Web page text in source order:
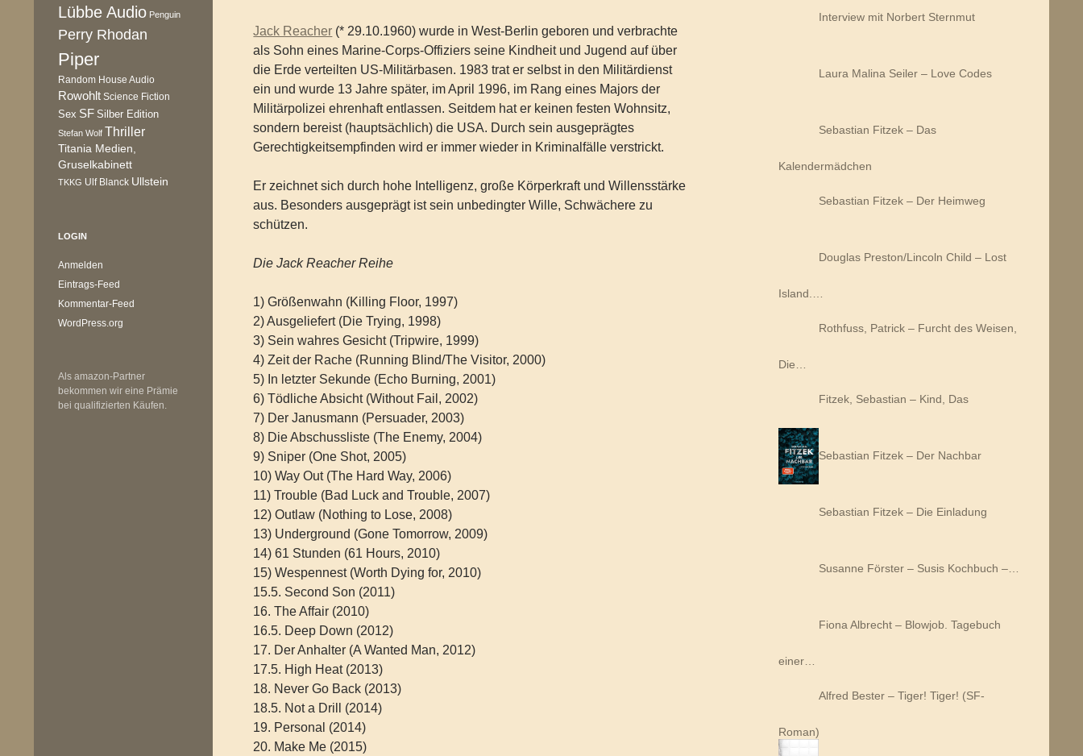
Jack Reacher (* 29.10.1960) wurde in West-Berlin geboren und verbrachte
als Sohn eines Marine-Corps-Offiziers seine Kindheit und Jugend auf über
die Erde verteilten US-Militärbasen. 1983 trat er selbst in den Militärdienst
ein und wurde 13 Jahre später, im April 1996, im Rang eines Majors der
Militärpolizei ehrenhaft entlassen. Seitdem hat er keinen festen Wohnsitz,
sondern bereist (hauptsächlich) die USA. Durch sein ausgeprägtes
Gerechtigkeitsempfinden wird er immer wieder in Kriminalfälle verstrickt.
Er zeichnet sich durch hohe Intelligenz, große Körperkraft und Willensstärke
aus. Besonders ausgeprägt ist sein unbedingter Wille, Schwächere zu
schützen.
Die Jack Reacher Reihe
1) Größenwahn (Killing Floor, 1997)
2) Ausgeliefert (Die Trying, 1998)
3) Sein wahres Gesicht (Tripwire, 1999)
4) Zeit der Rache (Running Blind/The Visitor, 2000)
5) In letzter Sekunde (Echo Burning, 2001)
6) Tödliche Absicht (Without Fail, 2002)
7) Der Janusmann (Persuader, 2003)
8) Die Abschussliste (The Enemy, 2004)
9) Sniper (One Shot, 2005)
10) Way Out (The Hard Way, 2006)
11) Trouble (Bad Luck and Trouble, 2007)
12) Outlaw (Nothing to Lose, 2008)
13) Underground (Gone Tomorrow, 2009)
14) 61 Stunden (61 Hours, 2010)
15) Wespennest (Worth Dying for, 2010)
15.5. Second Son (2011)
16. The Affair (2010)
16.5. Deep Down (2012)
17. Der Anhalter (A Wanted Man, 2012)
17.5. High Heat (2013)
18. Never Go Back (2013)
18.5. Not a Drill (2014)
19. Personal (2014)
20. Make Me (2015)
Interview mit Norbert Sternmut
Laura Malina Seiler – Love Codes
Sebastian Fitzek – Das
Kalendermädchen
Sebastian Fitzek – Der Heimweg
Douglas Preston/Lincoln Child – Lost
Island.…
Rothfuss, Patrick – Furcht des Weisen,
Die…
Fitzek, Sebastian – Kind, Das
Sebastian Fitzek – Der Nachbar
Sebastian Fitzek – Die Einladung
Susanne Förster – Susis Kochbuch –…
Fiona Albrecht – Blowjob. Tagebuch
einer…
Alfred Bester – Tiger! Tiger! (SF-
Roman)
Lübbe Audio Penguin
Perry Rhodan
Piper
Random House Audio
Rowohlt Science Fiction
Sex SF Silber Edition
Stefan Wolf Thriller
Titania Medien,
Gruselkabinett
TKKG Ulf Blanck Ullstein
LOGIN
Anmelden
Eintrags-Feed
Kommentar-Feed
WordPress.org
Als amazon-Partner
bekommen wir eine Prämie
bei qualifizierten Käufen.